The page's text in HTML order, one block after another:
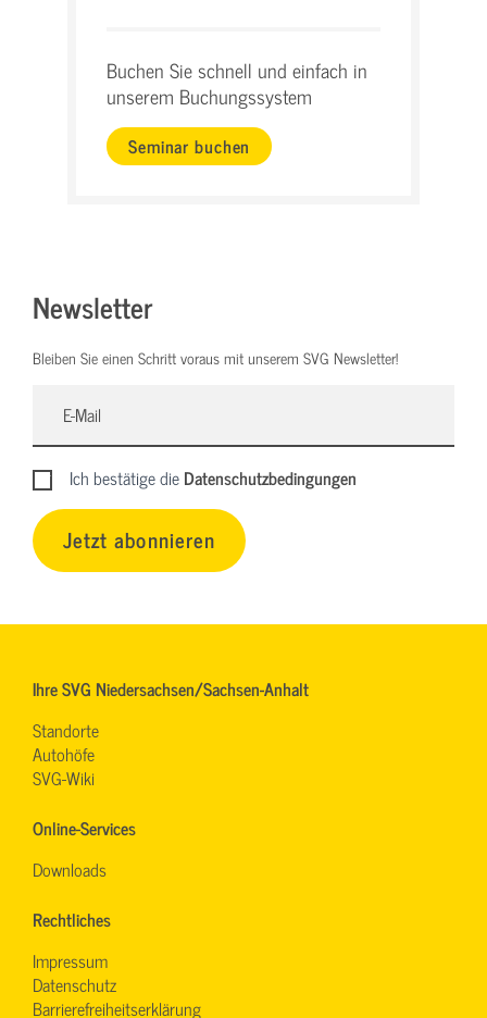
Buchen Sie schnell und einfach in
unserem Buchungssystem
Seminar buchen
Newsletter
Bleiben Sie einen Schritt voraus mit unserem SVG Newsletter!
Ich bestätige dieDatenschutzbedingungen
Jetzt abonnieren
Ihre SVG Niedersachsen/Sachsen-Anhalt
Standorte
Autohöfe
SVG-Wiki
Online-Services
Downloads
Rechtliches
Impressum
Datenschutz
Barrierefreiheitserklärung